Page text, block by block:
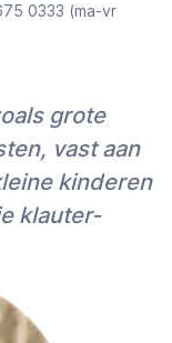
0333 (ma-vr
grote
vast aan
kinderen
klauter-